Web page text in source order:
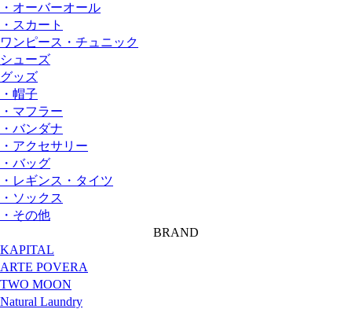
・オーバーオール
・スカート
ワンピース・チュニック
シューズ
グッズ
・帽子
・マフラー
・バンダナ
・アクセサリー
・バッグ
・レギンス・タイツ
・ソックス
・その他
BRAND
KAPITAL
ARTE POVERA
TWO MOON
Natural Laundry